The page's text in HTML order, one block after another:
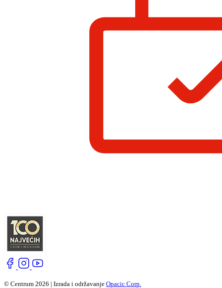
© Centrum 2026 | Izrada i održavanje Opacic Corp.